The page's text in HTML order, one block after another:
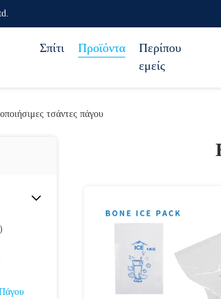
Σπίτι Προϊόντα
Περίπου
εμείς
τσάντες πάγου